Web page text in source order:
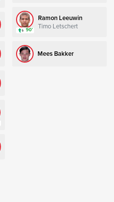
Ramon Leeuwin
Timo Letschert
90’
Mees Bakker